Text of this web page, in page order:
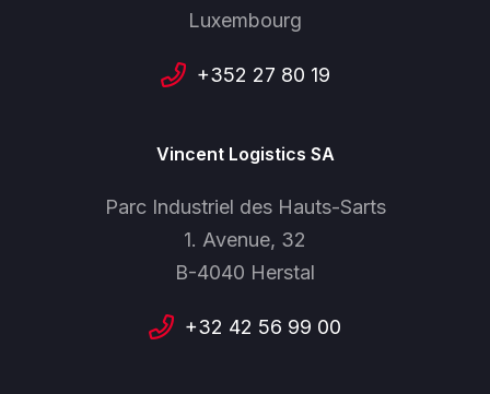
Luxembourg
+352 27 80 19
Vincent Logistics SA
Parc Industriel des Hauts-Sarts
1. Avenue, 32
B-4040 Herstal
+32 42 56 99 00